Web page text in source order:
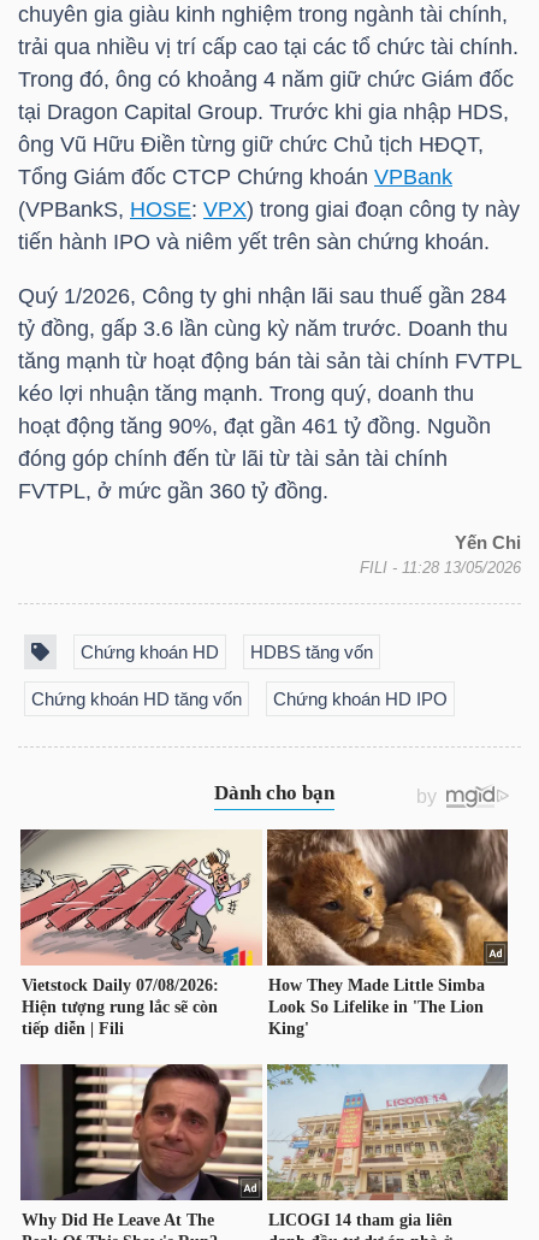
chuyên gia giàu kinh nghiệm trong ngành tài chính,
trải qua nhiều vị trí cấp cao tại các tổ chức tài chính.
Trong đó, ông có khoảng 4 năm giữ chức Giám đốc
tại Dragon Capital Group. Trước khi gia nhập HDS,
ông Vũ Hữu Điền từng giữ chức Chủ tịch HĐQT,
Tổng Giám đốc CTCP Chứng khoán VPBank
(VPBankS, HOSE: VPX) trong giai đoạn công ty này
tiến hành IPO và niêm yết trên sàn chứng khoán.
Quý 1/2026, Công ty ghi nhận lãi sau thuế gần 284
tỷ đồng, gấp 3.6 lần cùng kỳ năm trước. Doanh thu
tăng mạnh từ hoạt động bán tài sản tài chính FVTPL
kéo lợi nhuận tăng mạnh. Trong quý, doanh thu
hoạt động tăng 90%, đạt gần 461 tỷ đồng. Nguồn
đóng góp chính đến từ lãi từ tài sản tài chính
FVTPL, ở mức gần 360 tỷ đồng.
Yến Chi
FILI - 11:28 13/05/2026
Chứng khoán HD HDBS tăng vốn
Chứng khoán HD tăng vốn Chứng khoán HD IPO
TRUY
XUẤT
DỮ
LIỆU
Ngành
VS-
SECTOR
VẬT
CÔNG
NGHIỆP
TIÊU
DÙNG
KHÔNG
THIẾT